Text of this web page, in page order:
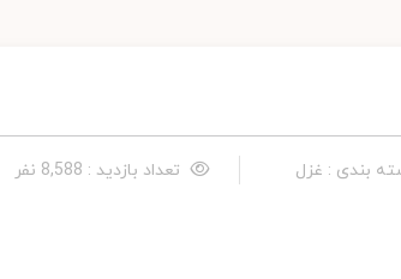
بندی : غزل تعداد بازدید : 8,588 نفر